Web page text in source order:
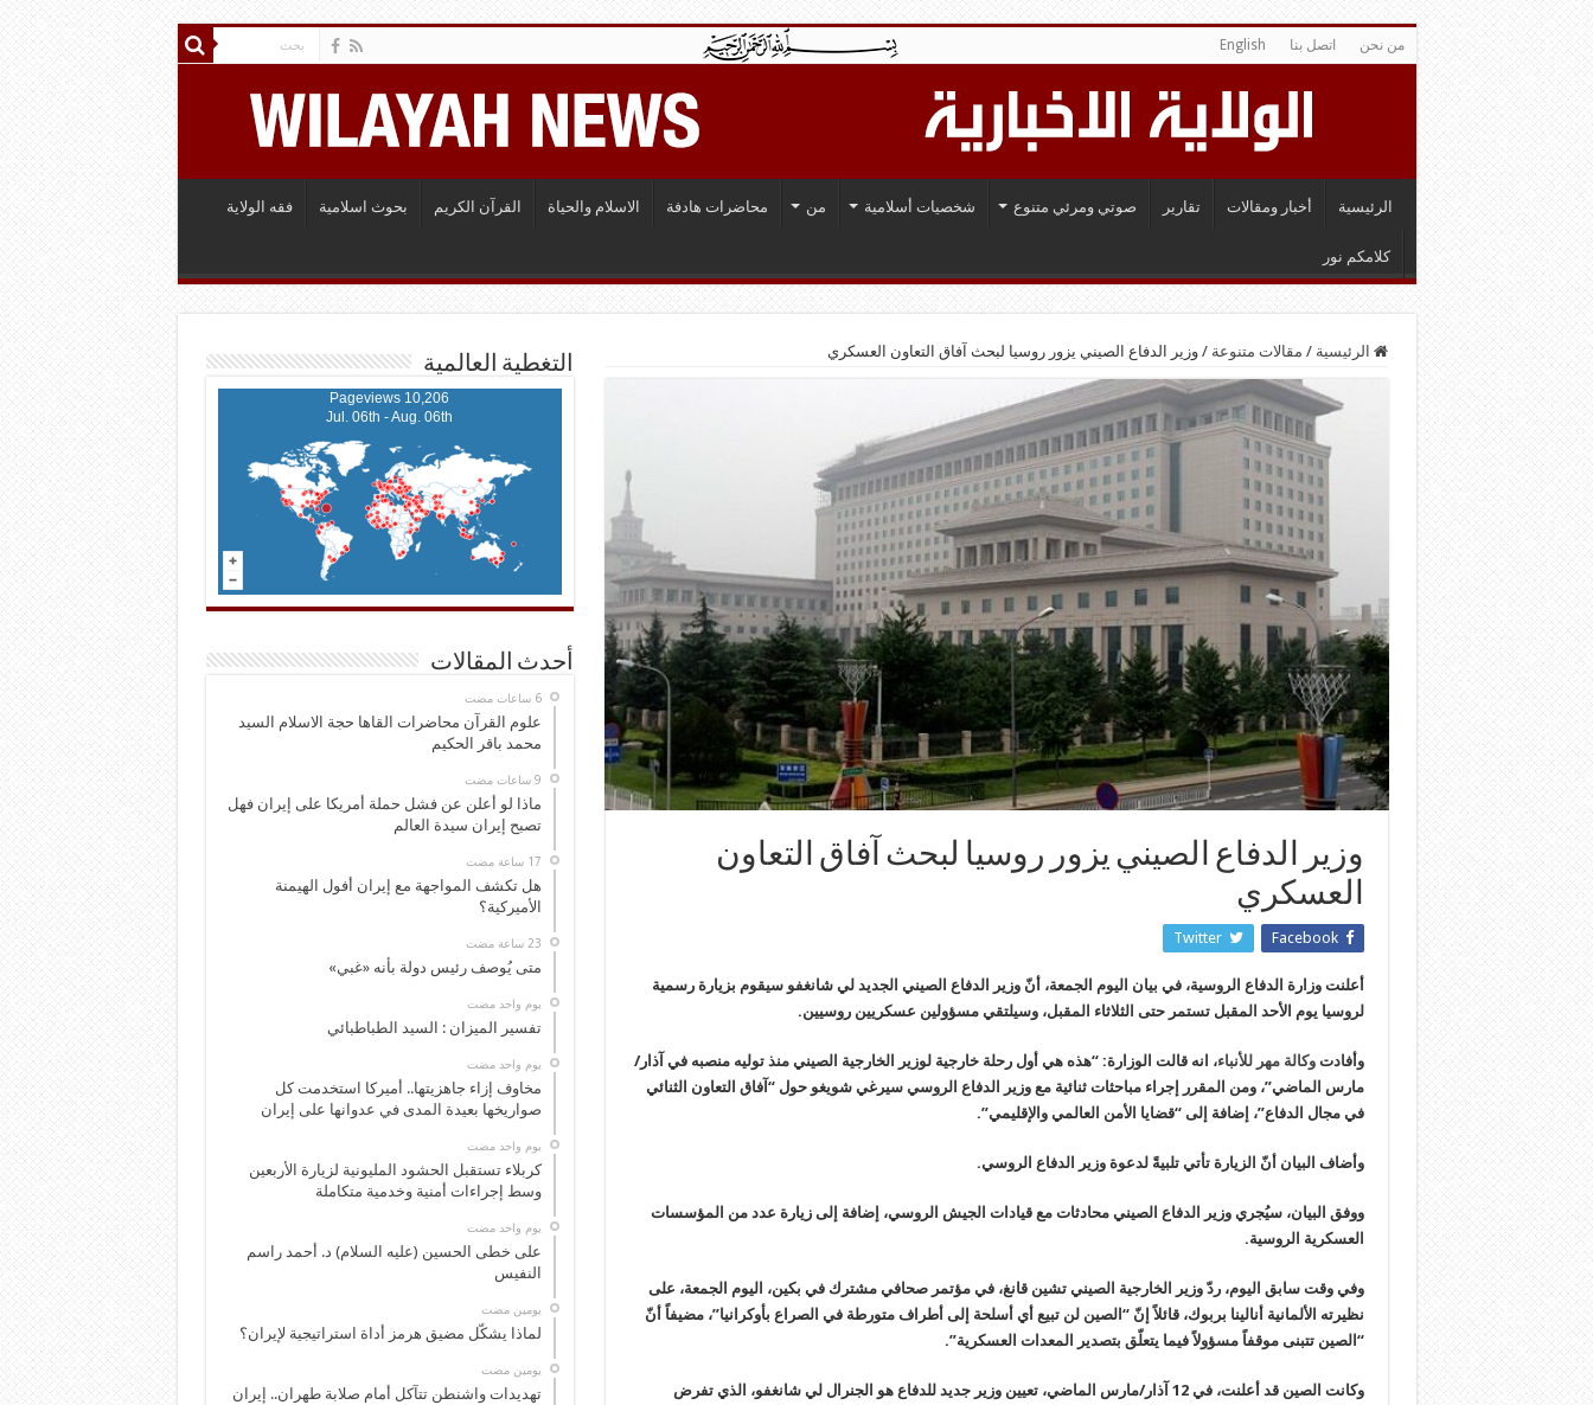
من نحن اتصل بنا English
الرئيسية أخبار ومقالات تقارير صوتي ومرئي متنوع شخصيات أسلامية من محاضرات هادفة الاسلام والحياة القرآن الكريم بحوث اسلامية فقه الولاية
كلامكم نور
الرئيسية / مقالات متنوعة / وزير الدفاع الصيني يزور روسيا لبحث آفاق التعاون العسكري
وزير الدفاع الصيني يزور روسيا لبحث آفاق التعاون
العسكري
Facebook
Twitter
أعلنت وزارة الدفاع الروسية، في بيان اليوم الجمعة، أنّ وزير الدفاع الصيني الجديد لي شانغفو سيقوم بزيارة رسمية
لروسيا يوم الأحد المقبل تستمر حتى الثلاثاء المقبل، وسيلتقي مسؤولين عسكريين روسيين.
وأفادتوكالة مهر للأنباء، انه قالت الوزارة: “هذه هي أول رحلة خارجية لوزير الخارجية الصيني منذ توليه منصبه في آذار/
مارس الماضي”، ومن المقرر إجراء مباحثات ثنائية مع وزير الدفاع الروسي سيرغي شويغو حول “آفاق التعاون الثنائي
في مجال الدفاع”، إضافة إلى “قضايا الأمن العالمي والإقليمي”.
وأضاف البيان أنّ الزيارة تأتي تلبيةً لدعوة وزير الدفاع الروسي.
ووفق البيان، سيُجري وزير الدفاع الصيني محادثات مع قيادات الجيش الروسي، إضافة إلى زيارة عدد من المؤسسات
العسكرية الروسية.
وفي وقت سابق اليوم، ردّ وزير الخارجية الصيني تشين قانغ، في مؤتمر صحافي مشترك في بكين، اليوم الجمعة، على
نظيرته الألمانية أنالينا بربوك، قائلاً إنّ “الصين لن تبيع أي أسلحة إلى أطراف متورطة في الصراع بأوكرانيا”، مضيفاً أنّ
“الصين تتبنى موقفاً مسؤولاً فيما يتعلّق بتصدير المعدات العسكرية”.
وكانت الصين قد أعلنت، في 12 آذار/مارس الماضي، تعيين وزير جديد للدفاع هو الجنرال لي شانغفو، الذي تفرض
التغطية العالمية
10,206 Pageviews
Jul. 06th - Aug. 06th
أحدث المقالات
‏6 ساعات مضت
علوم القرآن محاضرات القاها حجة الاسلام السيد
محمد باقر الحكيم
ماذا لو أعلن عن فشل حملة أمريكا على إيران فهل
تصبح إيران سيدة العالم
هل تكشف المواجهة مع إيران أفول الهيمنة
الأميركية؟
متى يُوصف رئيس دولة بأنه «غبي»
‏يوم واحد مضت
تفسير الميزان : السيد الطباطبائي
‏يوم واحد مضت
مخاوف إزاء جاهزيتها.. أميركا استخدمت كل
صواريخها بعيدة المدى في عدوانها على إيران
‏يوم واحد مضت
كربلاء تستقبل الحشود المليونية لزيارة الأربعين
وسط إجراءات أمنية وخدمية متكاملة
‏يوم واحد مضت
على خطى الحسين (عليه السلام) د. أحمد راسم
النفيس
‏يومين مضت
لماذا يشكّل مضيق هرمز أداة استراتيجية لإيران؟
‏يومين مضت
تهديدات واشنطن تتآكل أمام صلابة طهران.. إيران